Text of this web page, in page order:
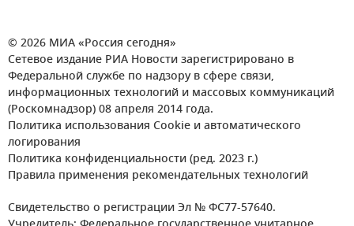
© 2026 МИА «Россия сегодня»
Сетевое издание РИА Новости зарегистрировано в
Федеральной службе по надзору в сфере связи,
информационных технологий и массовых коммуникаций
(Роскомнадзор) 08 апреля 2014 года.
Политика использования Cookie и автоматического
логирования
Политика конфиденциальности (ред. 2023 г.)
Правила применения рекомендательных технологий
Свидетельство о регистрации Эл № ФС77-57640.